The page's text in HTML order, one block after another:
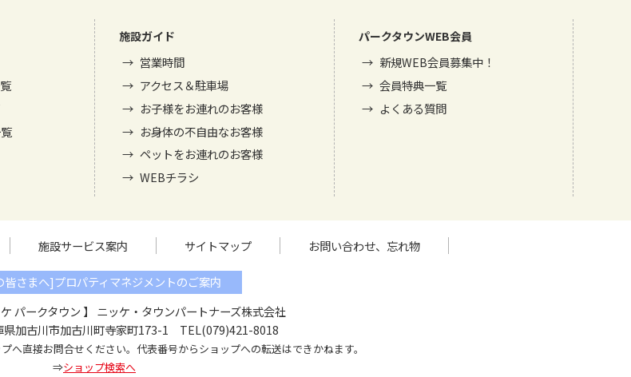
施設ガイド
営業時間
アクセス＆駐車場
お子様をお連れのお客様
お身体の不自由なお客様
ペットをお連れのお客様
WEBチラシ
パークタウンWEB会員
新規WEB会員募集中！
会員特典一覧
よくある質問
施設サービス案内 サイトマップ お問い合わせ、忘れ物
皆さまへ]プロパティマネジメントのご案内
ケ パークタウン 】 ニッケ・タウンパートナーズ株式会社
加古川市加古川町寺家町173-1 TEL(079)421-8018
へ直接お問合せください。代表番号からショップへの転送はできかねます。
⇒ショップ検索へ